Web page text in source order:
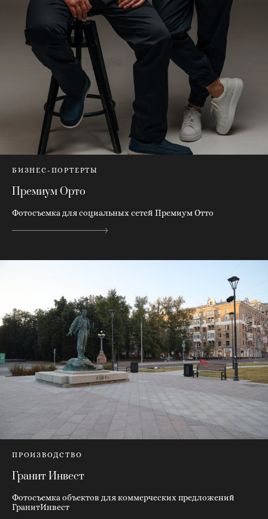
БИЗНЕС-ПОРТЕРТЫ
Премиум Орто
Фотосъемка для социальных сетей Премиум Отто
ПРОИЗВОДСТВО
Гранит Инвест
Фотосъемка объектов для коммерческих предложений
ГранитИнвест